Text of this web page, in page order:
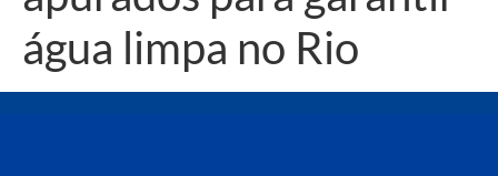
água limpa no Rio